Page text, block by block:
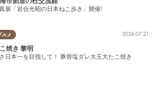
展「岩合光昭の日本ねこ歩き」開催!
ルメ 2026.07.21
焼き 黎明
日本一を目指して！ 豚骨塩ダレ大玉大たこ焼き